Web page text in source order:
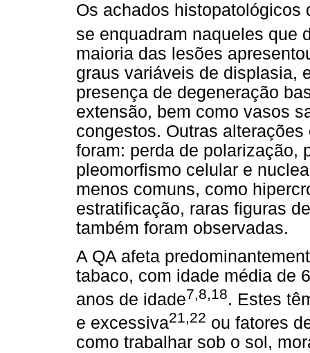
Os achados histopatológicos
se enquadram naqueles que
maioria das lesões
graus variáveis de displasia,
presença de degeneração
extensão, bem como vasos
congestos. Outras
foram: perda de polarização,
pleomorfismo celular e
menos comuns, como
estratificação, raras figuras
também foram observadas.
A QA afeta
tabaco, com idade média de
anos de idade7,8,18. Estes
e excessiva21,22 ou fatores
como trabalhar sob o sol,